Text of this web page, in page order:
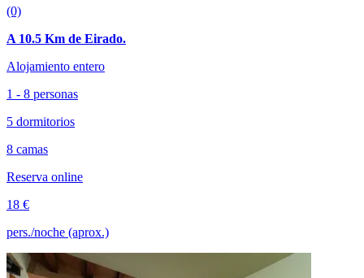
(0)
A 10.5 Km de Eirado.
Alojamiento entero
1 - 8 personas
5 dormitorios
8 camas
Reserva online
18 €
pers./noche (aprox.)